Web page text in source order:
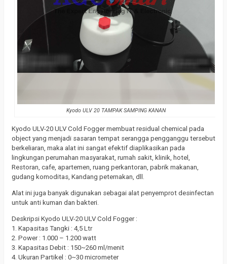
Kyodo ULV 20 TAMPAK SAMPING KANAN
Kyodo ULV-20 ULV Cold Fogger membuat residual chemical pada
object yang menjadi sasaran tempat serangga pengganggu tersebut
berkeliaran, maka alat ini sangat efektif diaplikasikan pada
lingkungan perumahan masyarakat, rumah sakit, klinik, hotel,
Restoran, cafe, apartemen, ruang perkantoran, pabrik makanan,
gudang komoditas, Kandang peternakan, dll.
Alat ini juga banyak digunakan sebagai alat penyemprot desinfectan
untuk anti kuman dan bakteri.
Deskripsi Kyodo ULV-20 ULV Cold Fogger :
1. Kapasitas Tangki : 4,5 Ltr
2. Power : 1.000 – 1.200 watt
3. Kapasitas Debit : 150~260 ml/menit
4. Ukuran Partikel : 0~30 micrometer